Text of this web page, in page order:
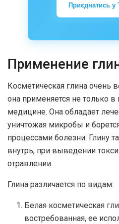
Приєднатись у
Применение
Косметическая глина очень
она применяется не только в
медицине. Она обладает
уничтожая микробы и
процессами болезни. Глину
внутрь, при выведении
отравлении.
Глина различается по видам:
Белая косметическая
востребованная, ее